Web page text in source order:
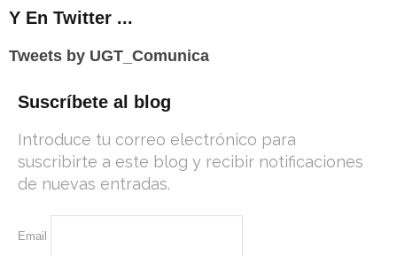
Y En Twitter ...
Tweets by UGT_Comunica
Suscríbete al blog
Introduce tu correo electrónico para
suscribirte a este blog y recibir notificaciones
de nuevas entradas.
Email